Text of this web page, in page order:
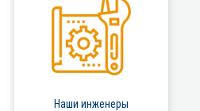
Наши инженеры